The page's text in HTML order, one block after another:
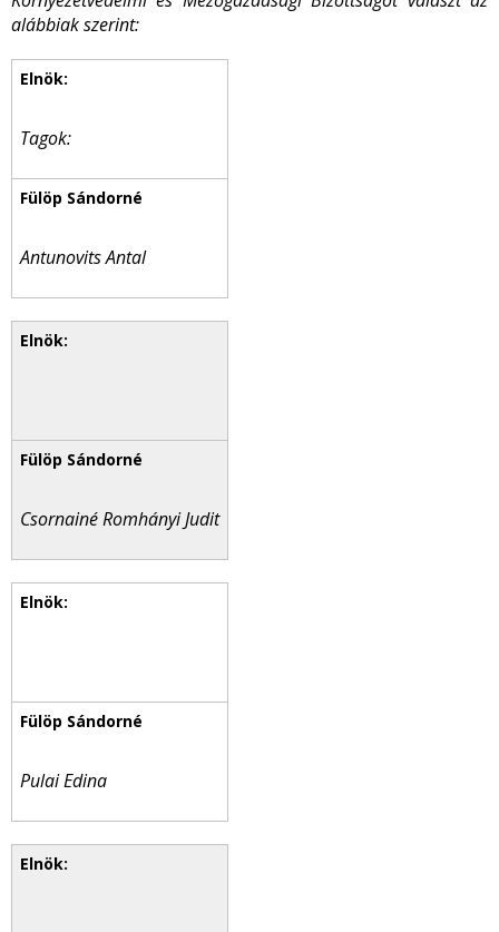
alábbiak szerint:
Tagok:
Antunovits Antal
Csornainé Romhányi Judit
Pulai Edina